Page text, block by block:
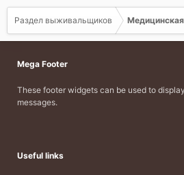
Раздел выживальщиков
Mega Footer
These footer widgets can be used to
messages.
Useful links